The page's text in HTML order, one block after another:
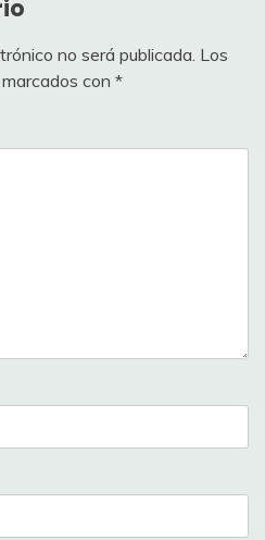
no será publicada. Los
con *